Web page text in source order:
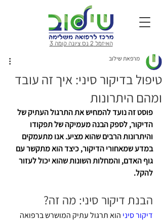
האיזמל 2 נס ציונה קומה 3
טיפול בדיקור סיני: איך זה עובד
ומהם היתרונות
מרפאת שילוב
פוסט זה נועד להמחיש את התרגול העתיק של
הדיקור, לספק הבנה מעמיקה של תפקודו
והיתרונות הרבים שהוא מציע. אנו מתעמקים
במדע שמאחורי הדיקור, כיצד הוא מתקשר עם
גוף האדם, והמחלות השונות שהוא יכול לעזור
להקל.
הבנת דיקור סיני: מה זה?
דיקור סיני הוא תרגול עתיק המושרש ברפואה